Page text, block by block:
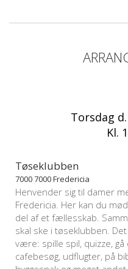
Torsdag
Kl.
Tøseklubben
7000 7000 Fredericia
Henvender sig til damer
Fredericia. Her kan du
del af et fællesskab.
skal ske i tøseklubben.
være: spille spil, quizze,
cafebesøg, udflugter, på